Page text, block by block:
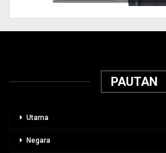
PAUTAN
Utama
Negara